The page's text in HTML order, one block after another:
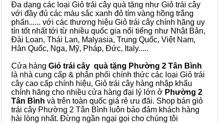
Đa dạng các loại Giỏ trái cây quà tặng như Giỏ trái cây
với đầy đủ các màu sắc xanh đỏ tím vàng hồng trắng
phấn...... với các thương hiệu Giỏ trái cây chính hãng uy
tín tốt nhất tới từ nhiều quốc gia nổi tiếng như Nhật Bản,
Đài Loan, Thái Lan, Malyasia, Trung Quốc, Việt Nam,
Hàn Quốc, Nga, Mỹ, Pháp, Đức, Italy.....
Cửa hàng Giỏ trái cây quà tặng Phường 2 Tân Bình
là nhà cung cấp & phân phối chính thức các loại Giỏ trái
cây cao cấp chính hiệu, Giỏ trái cây hàng nhập khẩu
chính hãng cho nhiều cửa hàng đại lý lớn ở Phường 2
Tân Bình và trên toàn quốc giá rẻ ưu đãi. Shop bán giỏ
trái cây Phường 2 Tân Bình luôn bảo đảm khách hàng
hài lòng nhất. Đừng ngần ngại gọi cho chúng tôi